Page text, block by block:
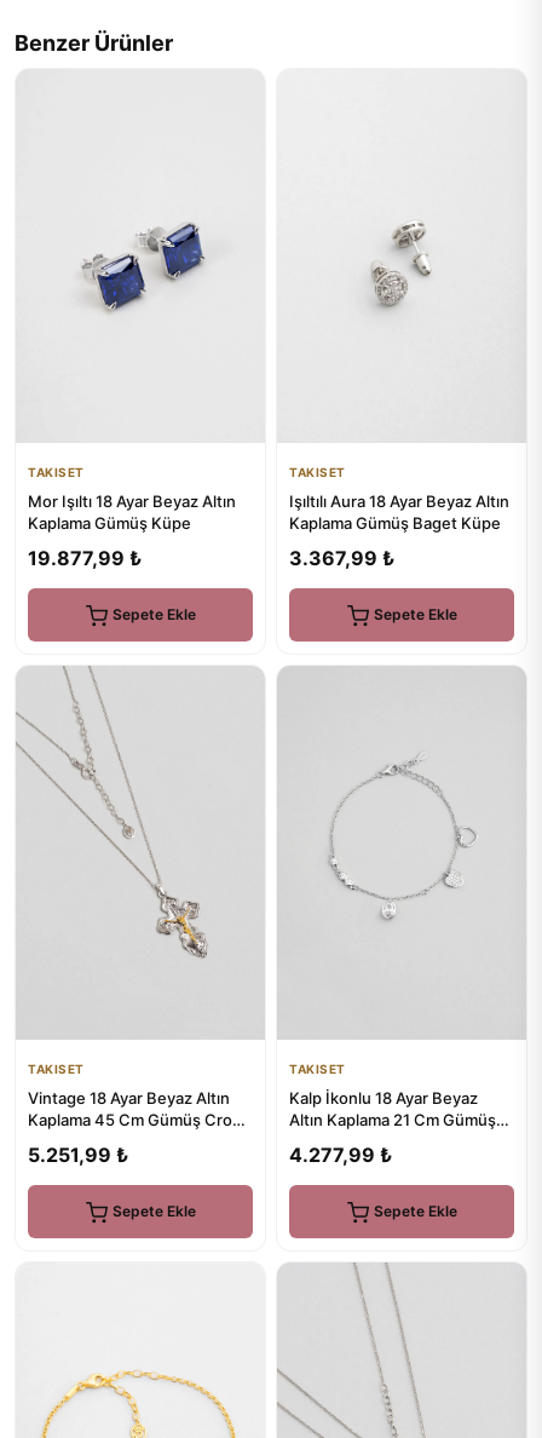
Benzer Ürünler
TAKISET
Mor Işıltı 18 Ayar Beyaz Altın
Kaplama Gümüş Küpe
19.877,99 ₺
Sepete Ekle
TAKISET
Işıltılı Aura 18 Ayar Beyaz Altın
Kaplama Gümüş Baget Küpe
3.367,99 ₺
Sepete Ekle
TAKISET
Vintage 18 Ayar Beyaz Altın
Kaplama 45 Cm Gümüş Cross
5.251,99 ₺
Sepete Ekle
TAKISET
Kalp İkonlu 18 Ayar Beyaz
Altın Kaplama 21 Cm Gümüş
4.277,99 ₺
Sepete Ekle